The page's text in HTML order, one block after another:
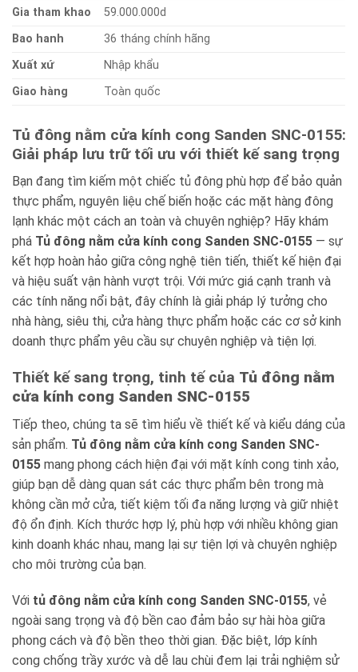
Gia tham khao
59.000.000d
Bao hanh
36 tháng chính hãng
Xuất xứ
Nhập khẩu
Giao hàng
Toàn quốc
Tủ đông nằm cửa kính cong Sanden SNC-0155:
Giải pháp lưu trữ tối ưu với thiết kế sang trọng
Bạn đang tìm kiếm một chiếc tủ đông phù hợp để bảo quản
thực phẩm, nguyên liệu chế biến hoặc các mặt hàng đông
lạnh khác một cách an toàn và chuyên nghiệp? Hãy khám
phá Tủ đông nằm cửa kính cong Sanden SNC-0155 — sự
kết hợp hoàn hảo giữa công nghệ tiên tiến, thiết kế hiện đại
và hiệu suất vận hành vượt trội. Với mức giá cạnh tranh và
các tính năng nổi bật, đây chính là giải pháp lý tưởng cho
nhà hàng, siêu thị, cửa hàng thực phẩm hoặc các cơ sở kinh
doanh thực phẩm yêu cầu sự chuyên nghiệp và tiện lợi.
Thiết kế sang trọng, tinh tế của Tủ đông nằm
cửa kính cong Sanden SNC-0155
Tiếp theo, chúng ta sẽ tìm hiểu về thiết kế và kiểu dáng của
sản phẩm. Tủ đông nằm cửa kính cong Sanden SNC-
0155 mang phong cách hiện đại với mặt kính cong tinh xảo,
giúp bạn dễ dàng quan sát các thực phẩm bên trong mà
không cần mở cửa, tiết kiệm tối đa năng lượng và giữ nhiệt
độ ổn định. Kích thước hợp lý, phù hợp với nhiều không gian
kinh doanh khác nhau, mang lại sự tiện lợi và chuyên nghiệp
cho môi trường của bạn.
Với tủ đông nằm cửa kính cong Sanden SNC-0155, vẻ
ngoài sang trọng và độ bền cao đảm bảo sự hài hòa giữa
phong cách và độ bền theo thời gian. Đặc biệt, lớp kính
cong chống trầy xước và dễ lau chùi đem lại trải nghiệm sử